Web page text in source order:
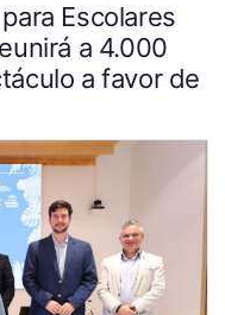
Escolares
a 4.000
a favor de